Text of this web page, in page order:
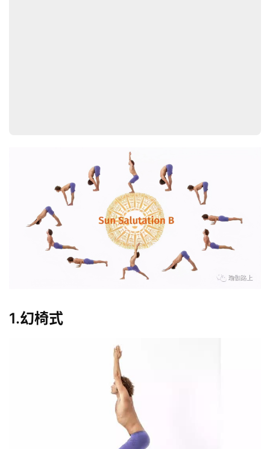
1.幻椅式